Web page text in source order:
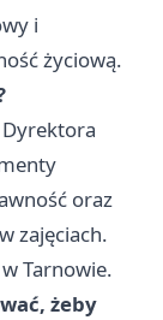
i
życiową.
oraz
zajęciach.
Tarnowie.
żeby